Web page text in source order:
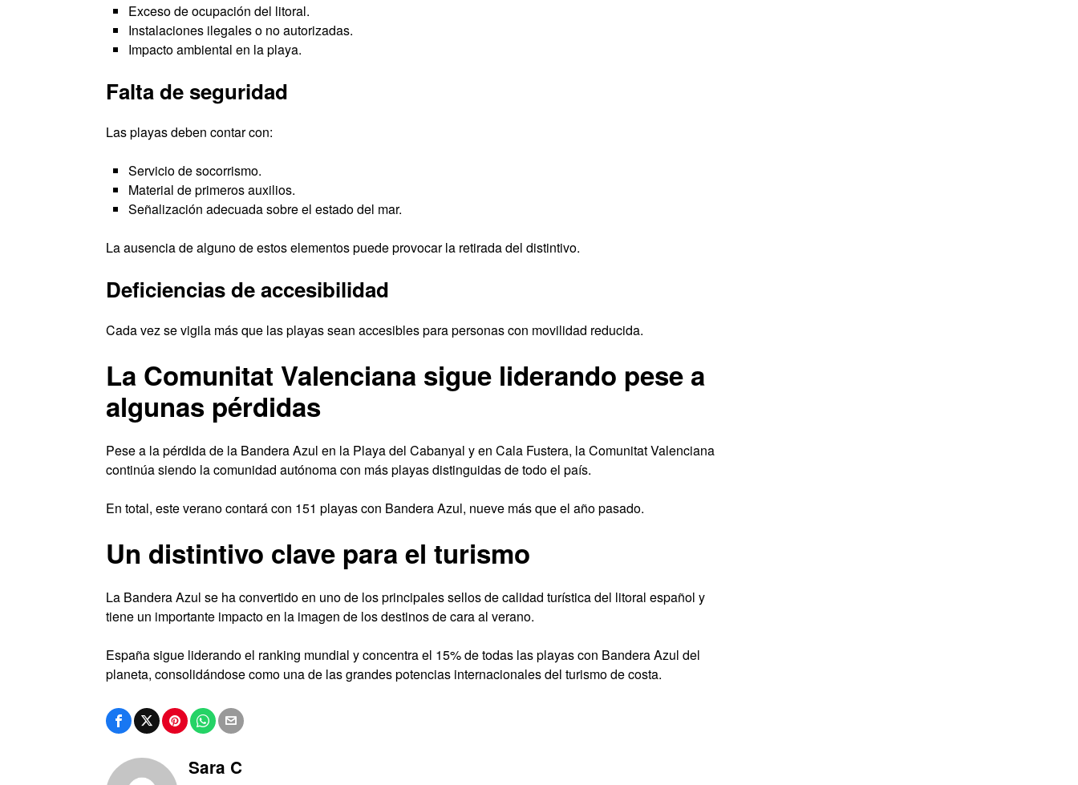
Exceso de ocupación del litoral.
Instalaciones ilegales o no autorizadas.
Impacto ambiental en la playa.
Falta de seguridad
Las playas deben contar con:
Servicio de socorrismo.
Material de primeros auxilios.
Señalización adecuada sobre el estado del mar.
La ausencia de alguno de estos elementos puede provocar la retirada del distintivo.
Deficiencias de accesibilidad
Cada vez se vigila más que las playas sean accesibles para personas con movilidad reducida.
La Comunitat Valenciana sigue liderando pese a
algunas pérdidas
Pese a la pérdida de la Bandera Azul en la Playa del Cabanyal y en Cala Fustera, la Comunitat Valenciana
continúa siendo la comunidad autónoma con más playas distinguidas de todo el país.
En total, este verano contará con 151 playas con Bandera Azul, nueve más que el año pasado.
Un distintivo clave para el turismo
La Bandera Azul se ha convertido en uno de los principales sellos de calidad turística del litoral español y
tiene un importante impacto en la imagen de los destinos de cara al verano.
España sigue liderando el ranking mundial y concentra el 15% de todas las playas con Bandera Azul del
planeta, consolidándose como una de las grandes potencias internacionales del turismo de costa.
Sara C